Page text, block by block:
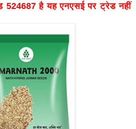
524687 है यह एनएसई पर ट्रेड नहीं